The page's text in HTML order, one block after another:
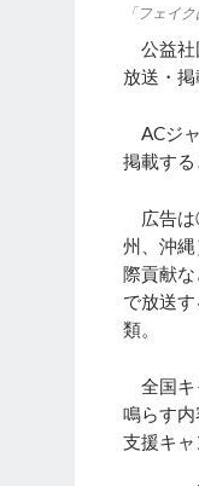
「フェイ
公益社
放送・
ACジ
掲載する
広告は
州、沖
際貢献
で放送
類。
全国キ
鳴らす
支援キ